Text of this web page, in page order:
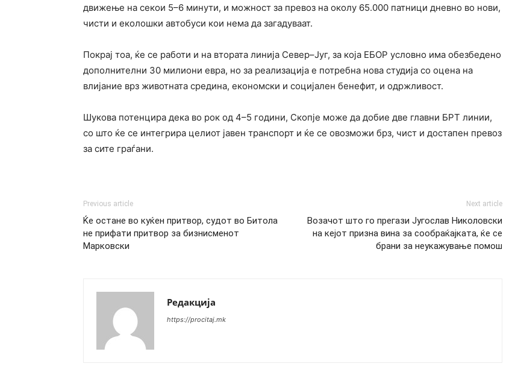
движење на секои 5–6 минути, и можност за превоз на околу 65.000 патници дневно во нови,
чисти и еколошки автобуси кои нема да загадуваат.
Покрај тоа, ќе се работи и на втората линија Север–Југ, за која ЕБОР условно има обезбедено
дополнителни 30 милиони евра, но за реализација е потребна нова студија со оцена на
влијание врз животната средина, економски и социјален бенефит, и одржливост.
Шукова потенцира дека во рок од 4–5 години, Скопје може да добие две главни БРТ линии,
со што ќе се интегрира целиот јавен транспорт и ќе се овозможи брз, чист и достапен превоз
за сите граѓани.
Previous article
Ќе остане во куќен притвор, судот во Битола
не прифати притвор за бизнисменот
Марковски
Next article
Возачот што го прегази Југослав Николовски
на кејот призна вина за сообраќајката, ќе се
брани за неукажување помош
Редакција
https://procitaj.mk